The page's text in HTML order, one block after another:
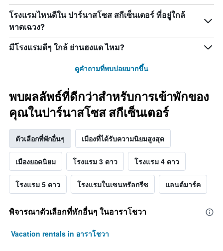
โรงแรมไหนดีใน ปาร์นาสโซส สกีเซ็นเตอร์ ที่อยู่ใกล้
หาดเฉวง?
มีโรงแรมดีๆ ใกล้ ย่านฮงแด ไหม?
ดูคำถามที่พบบ่อยมากขึ้น
พบผลลัพธ์ที่ดีกว่าสำหรับการเข้าพักของ
คุณในปาร์นาสโซส สกีเซ็นเตอร์
ตัวเลือกที่พักอื่นๆ เมืองที่ได้รับความนิยมสูงสุด
เมืองยอดนิยม โรงแรม 3 ดาว โรงแรม 4 ดาว
โรงแรม 5 ดาว โรงแรมในเซนทรัลกรีซ แลนด์มาร์ค
พิจารณาตัวเลือกที่พักอื่นๆ ในอาราโชวา
Vacation rentals in อาราโชวา